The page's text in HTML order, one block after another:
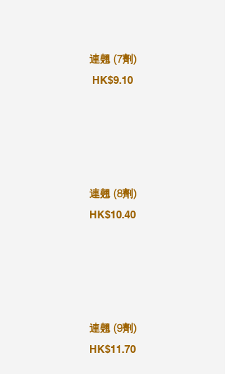
連翹 (7劑)
HK$9.10
連翹 (8劑)
HK$10.40
連翹 (9劑)
HK$11.70